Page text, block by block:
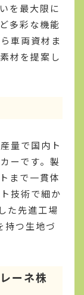
を最大限に
多彩な機能
車両資材ま
材を提案し
量で国内ト
ーです。製
まで一貫体
技術で細か
た先進工場
持つ生地づ
ーネ株